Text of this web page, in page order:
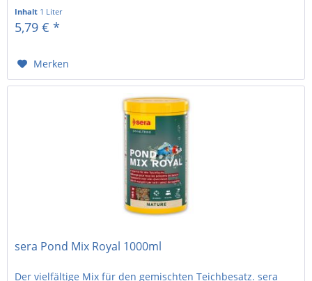
Inhalt 1 Liter
5,79 € *
Merken
sera Pond Mix Royal 1000ml
Der vielfältige Mix für den gemischten Teichbesatz. sera